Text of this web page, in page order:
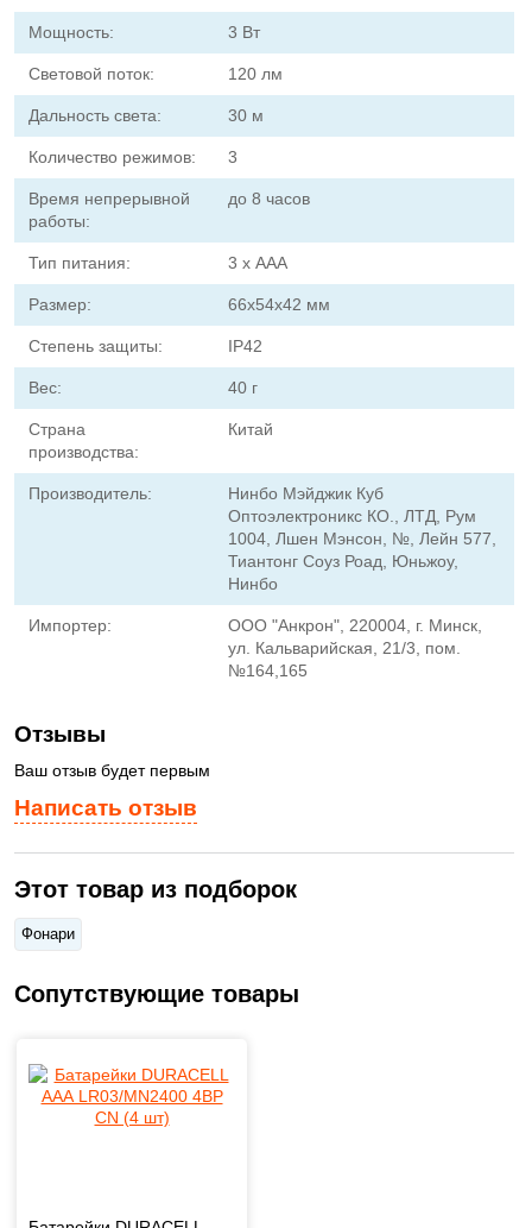
Мощность: 3 Вт
Световой поток: 120 лм
Дальность света: 30 м
Количество режимов: 3
Время непрерывной
работы:
до 8 часов
Тип питания: 3 х ААА
Размер: 66х54х42 мм
Степень защиты: IP42
Вес: 40 г
Страна
производства:
Китай
Производитель:
Нинбо Мэйджик Куб
Оптоэлектроникс КО., ЛТД, Рум
1004, Лшен Мэнсон, №, Лейн 577,
Тиантонг Соуз Роад, Юньжоу,
Нинбо
Импортер:
ООО "Анкрон", 220004, г. Минск,
ул. Кальварийская, 21/3, пом.
№164,165
Написать отзыв
Отзывы
Ваш отзыв будет первым
Этот товар из подборок
Фонари
Сопутствующие товары